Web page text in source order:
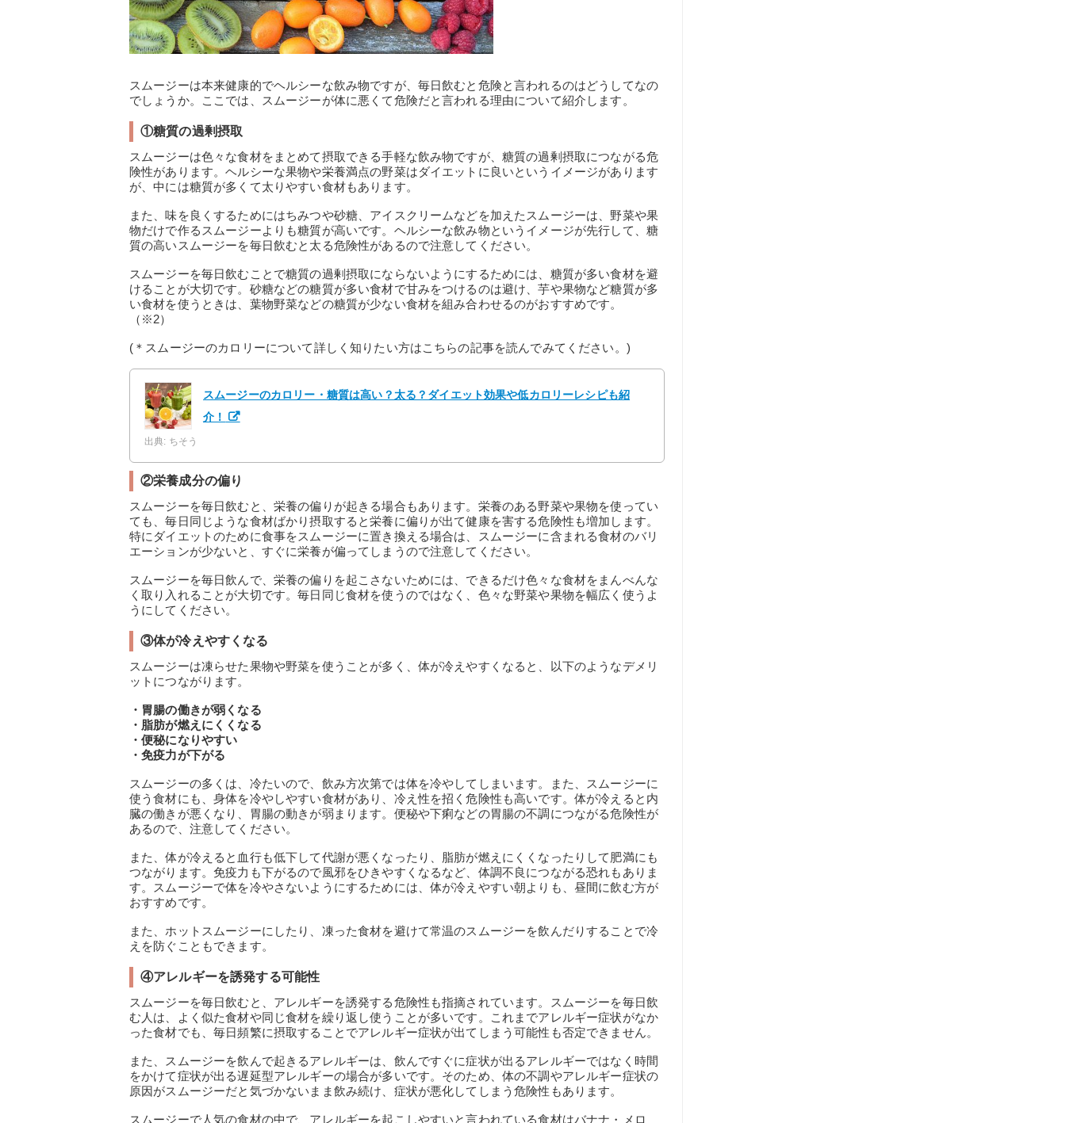
スムージーは本来健康的でヘルシーな飲み物ですが、毎日飲むと危険と言われるのはどうしてなの
でしょうか。ここでは、スムージーが体に悪くて危険だと言われる理由について紹介します。
①糖質の過剰摂取
スムージーは色々な食材をまとめて摂取できる手軽な飲み物ですが、糖質の過剰摂取につながる危
険性があります。ヘルシーな果物や栄養満点の野菜はダイエットに良いというイメージがあります
が、中には糖質が多くて太りやすい食材もあります。
また、味を良くするためにはちみつや砂糖、アイスクリームなどを加えたスムージーは、野菜や果
物だけで作るスムージーよりも糖質が高いです。ヘルシーな飲み物というイメージが先行して、糖
質の高いスムージーを毎日飲むと太る危険性があるので注意してください。
スムージーを毎日飲むことで糖質の過剰摂取にならないようにするためには、糖質が多い食材を避
けることが大切です。砂糖などの糖質が多い食材で甘みをつけるのは避け、芋や果物など糖質が多
い食材を使うときは、葉物野菜などの糖質が少ない食材を組み合わせるのがおすすめです。
（※2）
(＊スムージーのカロリーについて詳しく知りたい方はこちらの記事を読んでみてください。)
スムージーのカロリー・糖質は高い？太る？ダイエット効果や低カロリーレシピも紹
介！
出典: ちそう
②栄養成分の偏り
スムージーを毎日飲むと、栄養の偏りが起きる場合もあります。栄養のある野菜や果物を使ってい
ても、毎日同じような食材ばかり摂取すると栄養に偏りが出て健康を害する危険性も増加します。
特にダイエットのために食事をスムージーに置き換える場合は、スムージーに含まれる食材のバリ
エーションが少ないと、すぐに栄養が偏ってしまうので注意してください。
スムージーを毎日飲んで、栄養の偏りを起こさないためには、できるだけ色々な食材をまんべんな
く取り入れることが大切です。毎日同じ食材を使うのではなく、色々な野菜や果物を幅広く使うよ
うにしてください。
③体が冷えやすくなる
スムージーは凍らせた果物や野菜を使うことが多く、体が冷えやすくなると、以下のようなデメリ
ットにつながります。
・胃腸の働きが弱くなる
・脂肪が燃えにくくなる
・便秘になりやすい
・免疫力が下がる
スムージーの多くは、冷たいので、飲み方次第では体を冷やしてしまいます。また、スムージーに
使う食材にも、身体を冷やしやすい食材があり、冷え性を招く危険性も高いです。体が冷えると内
臓の働きが悪くなり、胃腸の動きが弱まります。便秘や下痢などの胃腸の不調につながる危険性が
あるので、注意してください。
また、体が冷えると血行も低下して代謝が悪くなったり、脂肪が燃えにくくなったりして肥満にも
つながります。免疫力も下がるので風邪をひきやすくなるなど、体調不良につながる恐れもありま
す。スムージーで体を冷やさないようにするためには、体が冷えやすい朝よりも、昼間に飲む方が
おすすめです。
また、ホットスムージーにしたり、凍った食材を避けて常温のスムージーを飲んだりすることで冷
えを防ぐこともできます。
④アレルギーを誘発する可能性
スムージーを毎日飲むと、アレルギーを誘発する危険性も指摘されています。スムージーを毎日飲
む人は、よく似た食材や同じ食材を繰り返し使うことが多いです。これまでアレルギー症状がなか
った食材でも、毎日頻繁に摂取することでアレルギー症状が出てしまう可能性も否定できません。
また、スムージーを飲んで起きるアレルギーは、飲んですぐに症状が出るアレルギーではなく時間
をかけて症状が出る遅延型アレルギーの場合が多いです。そのため、体の不調やアレルギー症状の
原因がスムージーだと気づかないまま飲み続け、症状が悪化してしまう危険性もあります。
スムージーで人気の食材の中で、アレルギーを起こしやすいと言われている食材はバナナ・メロ